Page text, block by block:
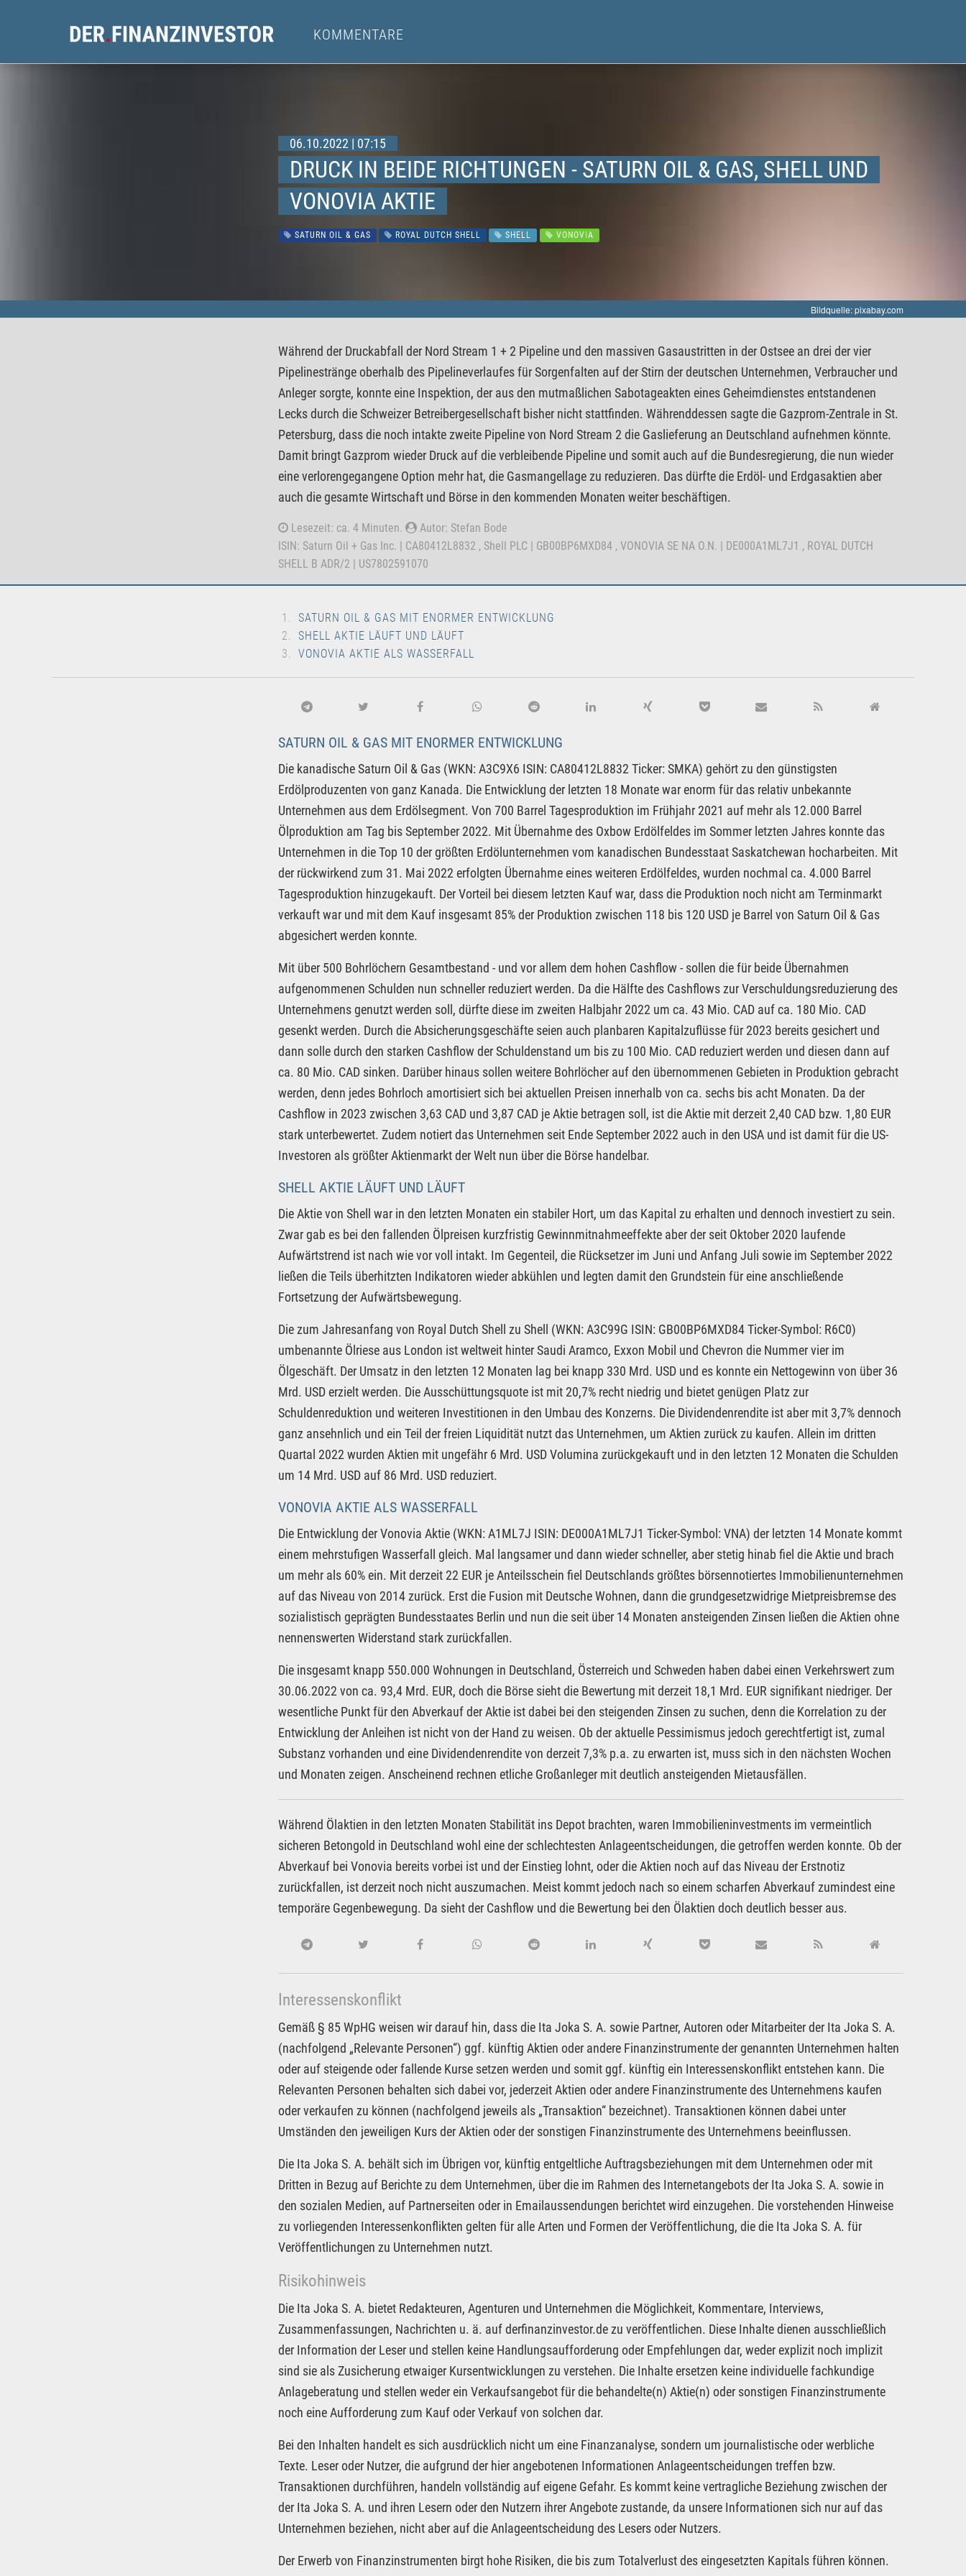
KOMMENTARE
06.10.2022 | 07:15
DRUCK IN BEIDE RICHTUNGEN - SATURN OIL & GAS, SHELL UND
VONOVIA AKTIE
SATURN OIL & GAS ROYAL DUTCH SHELL SHELL VONOVIA
Bildquelle: pixabay.com
Während der Druckabfall der Nord Stream 1 + 2 Pipeline und den massiven Gasaustritten in der Ostsee an drei der vier
Pipelinestränge oberhalb des Pipelineverlaufes für Sorgenfalten auf der Stirn der deutschen Unternehmen, Verbraucher und
Anleger sorgte, konnte eine Inspektion, der aus den mutmaßlichen Sabotageakten eines Geheimdienstes entstandenen
Lecks durch die Schweizer Betreibergesellschaft bisher nicht stattfinden. Währenddessen sagte die Gazprom-Zentrale in St.
Petersburg, dass die noch intakte zweite Pipeline von Nord Stream 2 die Gaslieferung an Deutschland aufnehmen könnte.
Damit bringt Gazprom wieder Druck auf die verbleibende Pipeline und somit auch auf die Bundesregierung, die nun wieder
eine verlorengegangene Option mehr hat, die Gasmangellage zu reduzieren. Das dürfte die Erdöl- und Erdgasaktien aber
auch die gesamte Wirtschaft und Börse in den kommenden Monaten weiter beschäftigen.
Lesezeit: ca. 4 Minuten.
Autor: Stefan Bode
ISIN: Saturn Oil + Gas Inc. | CA80412L8832 , Shell PLC | GB00BP6MXD84 , VONOVIA SE NA O.N. | DE000A1ML7J1 , ROYAL DUTCH
SHELL B ADR/2 | US7802591070
SATURN OIL & GAS MIT ENORMER ENTWICKLUNG
SHELL AKTIE LÄUFT UND LÄUFT
VONOVIA AKTIE ALS WASSERFALL
SATURN OIL & GAS MIT ENORMER ENTWICKLUNG
Die kanadische Saturn Oil & Gas (WKN: A3C9X6 ISIN: CA80412L8832 Ticker: SMKA) gehört zu den günstigsten
Erdölproduzenten von ganz Kanada. Die Entwicklung der letzten 18 Monate war enorm für das relativ unbekannte
Unternehmen aus dem Erdölsegment. Von 700 Barrel Tagesproduktion im Frühjahr 2021 auf mehr als 12.000 Barrel
Ölproduktion am Tag bis September 2022. Mit Übernahme des Oxbow Erdölfeldes im Sommer letzten Jahres konnte das
Unternehmen in die Top 10 der größten Erdölunternehmen vom kanadischen Bundesstaat Saskatchewan hocharbeiten. Mit
der rückwirkend zum 31. Mai 2022 erfolgten Übernahme eines weiteren Erdölfeldes, wurden nochmal ca. 4.000 Barrel
Tagesproduktion hinzugekauft. Der Vorteil bei diesem letzten Kauf war, dass die Produktion noch nicht am Terminmarkt
verkauft war und mit dem Kauf insgesamt 85% der Produktion zwischen 118 bis 120 USD je Barrel von Saturn Oil & Gas
abgesichert werden konnte.
Mit über 500 Bohrlöchern Gesamtbestand - und vor allem dem hohen Cashflow - sollen die für beide Übernahmen
aufgenommenen Schulden nun schneller reduziert werden. Da die Hälfte des Cashflows zur Verschuldungsreduzierung des
Unternehmens genutzt werden soll, dürfte diese im zweiten Halbjahr 2022 um ca. 43 Mio. CAD auf ca. 180 Mio. CAD
gesenkt werden. Durch die Absicherungsgeschäfte seien auch planbaren Kapitalzuflüsse für 2023 bereits gesichert und
dann solle durch den starken Cashflow der Schuldenstand um bis zu 100 Mio. CAD reduziert werden und diesen dann auf
ca. 80 Mio. CAD sinken. Darüber hinaus sollen weitere Bohrlöcher auf den übernommenen Gebieten in Produktion gebracht
werden, denn jedes Bohrloch amortisiert sich bei aktuellen Preisen innerhalb von ca. sechs bis acht Monaten. Da der
Cashflow in 2023 zwischen 3,63 CAD und 3,87 CAD je Aktie betragen soll, ist die Aktie mit derzeit 2,40 CAD bzw. 1,80 EUR
stark unterbewertet. Zudem notiert das Unternehmen seit Ende September 2022 auch in den USA und ist damit für die US-
Investoren als größter Aktienmarkt der Welt nun über die Börse handelbar.
SHELL AKTIE LÄUFT UND LÄUFT
Die Aktie von Shell war in den letzten Monaten ein stabiler Hort, um das Kapital zu erhalten und dennoch investiert zu sein.
Zwar gab es bei den fallenden Ölpreisen kurzfristig Gewinnmitnahmeeffekte aber der seit Oktober 2020 laufende
Aufwärtstrend ist nach wie vor voll intakt. Im Gegenteil, die Rücksetzer im Juni und Anfang Juli sowie im September 2022
ließen die Teils überhitzten Indikatoren wieder abkühlen und legten damit den Grundstein für eine anschließende
Fortsetzung der Aufwärtsbewegung.
Die zum Jahresanfang von Royal Dutch Shell zu Shell (WKN: A3C99G ISIN: GB00BP6MXD84 Ticker-Symbol: R6C0)
umbenannte Ölriese aus London ist weltweit hinter Saudi Aramco, Exxon Mobil und Chevron die Nummer vier im
Ölgeschäft. Der Umsatz in den letzten 12 Monaten lag bei knapp 330 Mrd. USD und es konnte ein Nettogewinn von über 36
Mrd. USD erzielt werden. Die Ausschüttungsquote ist mit 20,7% recht niedrig und bietet genügen Platz zur
Schuldenreduktion und weiteren Investitionen in den Umbau des Konzerns. Die Dividendenrendite ist aber mit 3,7% dennoch
ganz ansehnlich und ein Teil der freien Liquidität nutzt das Unternehmen, um Aktien zurück zu kaufen. Allein im dritten
Quartal 2022 wurden Aktien mit ungefähr 6 Mrd. USD Volumina zurückgekauft und in den letzten 12 Monaten die Schulden
um 14 Mrd. USD auf 86 Mrd. USD reduziert.
VONOVIA AKTIE ALS WASSERFALL
Die Entwicklung der Vonovia Aktie (WKN: A1ML7J ISIN: DE000A1ML7J1 Ticker-Symbol: VNA) der letzten 14 Monate kommt
einem mehrstufigen Wasserfall gleich. Mal langsamer und dann wieder schneller, aber stetig hinab fiel die Aktie und brach
um mehr als 60% ein. Mit derzeit 22 EUR je Anteilsschein fiel Deutschlands größtes börsennotiertes Immobilienunternehmen
auf das Niveau von 2014 zurück. Erst die Fusion mit Deutsche Wohnen, dann die grundgesetzwidrige Mietpreisbremse des
sozialistisch geprägten Bundesstaates Berlin und nun die seit über 14 Monaten ansteigenden Zinsen ließen die Aktien ohne
nennenswerten Widerstand stark zurückfallen.
Die insgesamt knapp 550.000 Wohnungen in Deutschland, Österreich und Schweden haben dabei einen Verkehrswert zum
30.06.2022 von ca. 93,4 Mrd. EUR, doch die Börse sieht die Bewertung mit derzeit 18,1 Mrd. EUR signifikant niedriger. Der
wesentliche Punkt für den Abverkauf der Aktie ist dabei bei den steigenden Zinsen zu suchen, denn die Korrelation zu der
Entwicklung der Anleihen ist nicht von der Hand zu weisen. Ob der aktuelle Pessimismus jedoch gerechtfertigt ist, zumal
Substanz vorhanden und eine Dividendenrendite von derzeit 7,3% p.a. zu erwarten ist, muss sich in den nächsten Wochen
und Monaten zeigen. Anscheinend rechnen etliche Großanleger mit deutlich ansteigenden Mietausfällen.
Während Ölaktien in den letzten Monaten Stabilität ins Depot brachten, waren Immobilieninvestments im vermeintlich
sicheren Betongold in Deutschland wohl eine der schlechtesten Anlageentscheidungen, die getroffen werden konnte. Ob der
Abverkauf bei Vonovia bereits vorbei ist und der Einstieg lohnt, oder die Aktien noch auf das Niveau der Erstnotiz
zurückfallen, ist derzeit noch nicht auszumachen. Meist kommt jedoch nach so einem scharfen Abverkauf zumindest eine
temporäre Gegenbewegung. Da sieht der Cashflow und die Bewertung bei den Ölaktien doch deutlich besser aus.
Interessenskonflikt
Gemäß § 85 WpHG weisen wir darauf hin, dass die Ita Joka S. A. sowie Partner, Autoren oder Mitarbeiter der Ita Joka S. A.
(nachfolgend „Relevante Personen“) ggf. künftig Aktien oder andere Finanzinstrumente der genannten Unternehmen halten
oder auf steigende oder fallende Kurse setzen werden und somit ggf. künftig ein Interessenskonflikt entstehen kann. Die
Relevanten Personen behalten sich dabei vor, jederzeit Aktien oder andere Finanzinstrumente des Unternehmens kaufen
oder verkaufen zu können (nachfolgend jeweils als „Transaktion“ bezeichnet). Transaktionen können dabei unter
Umständen den jeweiligen Kurs der Aktien oder der sonstigen Finanzinstrumente des Unternehmens beeinflussen.
Die Ita Joka S. A. behält sich im Übrigen vor, künftig entgeltliche Auftragsbeziehungen mit dem Unternehmen oder mit
Dritten in Bezug auf Berichte zu dem Unternehmen, über die im Rahmen des Internetangebots der Ita Joka S. A. sowie in
den sozialen Medien, auf Partnerseiten oder in Emailaussendungen berichtet wird einzugehen. Die vorstehenden Hinweise
zu vorliegenden Interessenkonflikten gelten für alle Arten und Formen der Veröffentlichung, die die Ita Joka S. A. für
Veröffentlichungen zu Unternehmen nutzt.
Risikohinweis
Die Ita Joka S. A. bietet Redakteuren, Agenturen und Unternehmen die Möglichkeit, Kommentare, Interviews,
Zusammenfassungen, Nachrichten u. ä. auf derfinanzinvestor.de zu veröffentlichen. Diese Inhalte dienen ausschließlich
der Information der Leser und stellen keine Handlungsaufforderung oder Empfehlungen dar, weder explizit noch implizit
sind sie als Zusicherung etwaiger Kursentwicklungen zu verstehen. Die Inhalte ersetzen keine individuelle fachkundige
Anlageberatung und stellen weder ein Verkaufsangebot für die behandelte(n) Aktie(n) oder sonstigen Finanzinstrumente
noch eine Aufforderung zum Kauf oder Verkauf von solchen dar.
Bei den Inhalten handelt es sich ausdrücklich nicht um eine Finanzanalyse, sondern um journalistische oder werbliche
Texte. Leser oder Nutzer, die aufgrund der hier angebotenen Informationen Anlageentscheidungen treffen bzw.
Transaktionen durchführen, handeln vollständig auf eigene Gefahr. Es kommt keine vertragliche Beziehung zwischen der
der Ita Joka S. A. und ihren Lesern oder den Nutzern ihrer Angebote zustande, da unsere Informationen sich nur auf das
Unternehmen beziehen, nicht aber auf die Anlageentscheidung des Lesers oder Nutzers.
Der Erwerb von Finanzinstrumenten birgt hohe Risiken, die bis zum Totalverlust des eingesetzten Kapitals führen können.